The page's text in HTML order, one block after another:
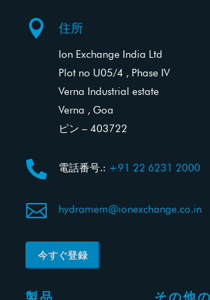
 住所
Ion Exchange India Ltd
Plot no U05/4 , Phase IV
Verna Industrial estate
Verna , Goa
ピン – 403722
 電話番号.: +91 22 6231 2000
 hydramem@ionexchange.co.in
今すぐ登録
製品 その他